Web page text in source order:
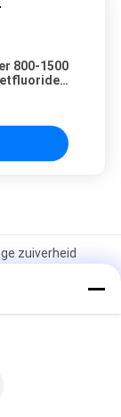
800-1500
zuiverheid
korrel